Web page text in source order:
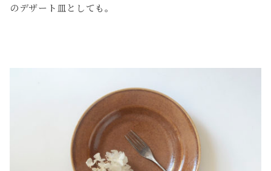
のデザート皿としても。